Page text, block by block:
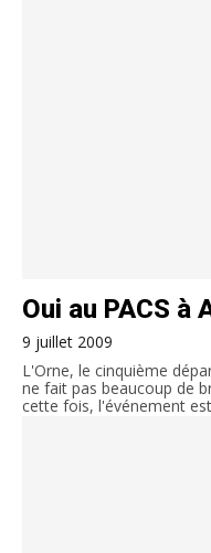
Oui au PACS à
9 juillet 2009
L'Orne, le cinquième
ne fait pas beaucoup de
cette fois, l'événement